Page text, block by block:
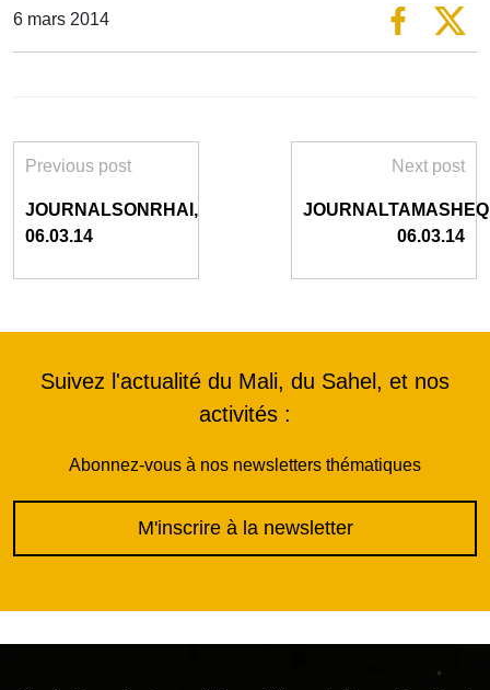
6 mars 2014
Previous post
JOURNALSONRHAI,
06.03.14
Next post
06.03.14
Suivez l'actualité du Mali, du Sahel, et nos
activités :
Abonnez-vous à nos newsletters thématiques
M'inscrire à la newsletter